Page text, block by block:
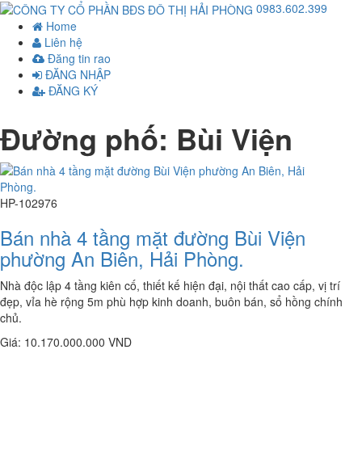
0983.602.399
Home
Liên hệ
Đăng tin rao
ĐĂNG NHẬP
ĐĂNG KÝ
Đường phố: Bùi Viện
HP-102976
Bán nhà 4 tầng mặt đường Bùi Viện
phường An Biên, Hải Phòng.
Nhà độc lập 4 tầng kiên cố, thiết kế hiện đại, nội thất cao cấp, vị trí
đẹp, vỉa hè rộng 5m phù hợp kinh doanh, buôn bán, sổ hồng chính
chủ.
Giá: 10.170.000.000 VND